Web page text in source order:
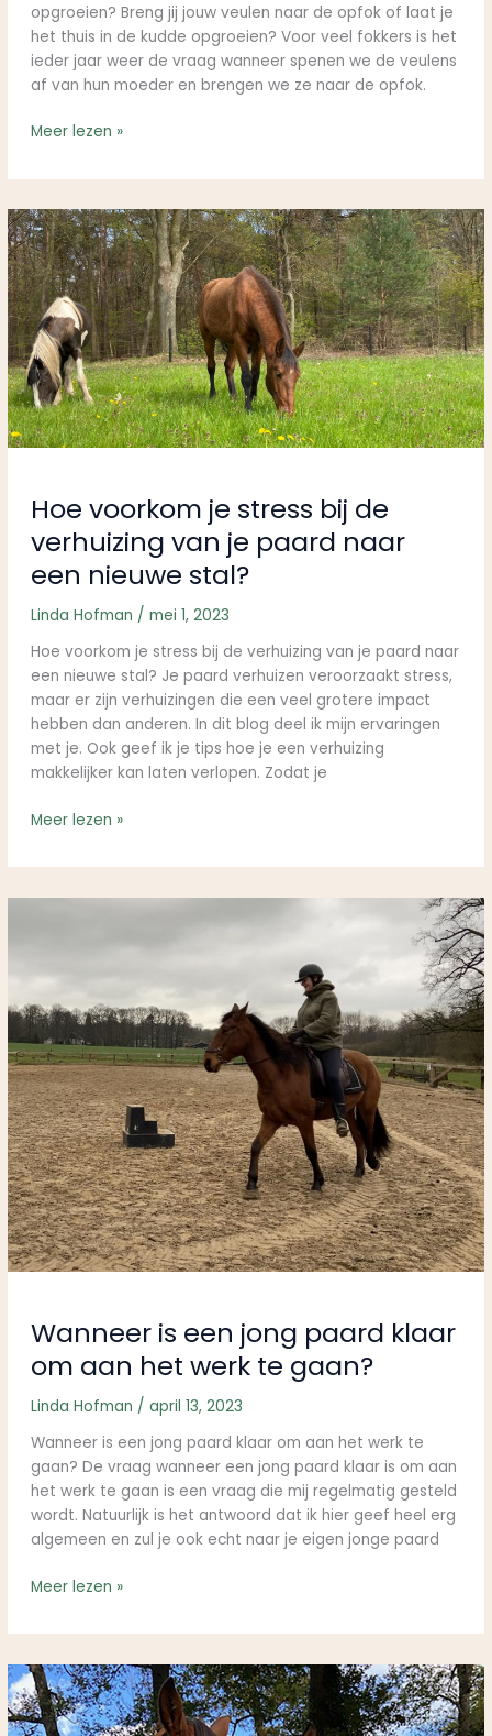
opgroeien? Breng jij jouw veulen naar de opfok of laat je
het thuis in de kudde opgroeien? Voor veel fokkers is het
ieder jaar weer de vraag wanneer spenen we de veulens
af van hun moeder en brengen we ze naar de opfok.
Meer lezen »
Hoe voorkom je stress bij de
verhuizing van je paard naar
een nieuwe stal?
Linda Hofman / mei 1, 2023
Hoe voorkom je stress bij de verhuizing van je paard naar
een nieuwe stal? Je paard verhuizen veroorzaakt stress,
maar er zijn verhuizingen die een veel grotere impact
hebben dan anderen. In dit blog deel ik mijn ervaringen
met je. Ook geef ik je tips hoe je een verhuizing
makkelijker kan laten verlopen. Zodat je
Hoe
voorkom
je
stress
bij
de
verhuizing
van
je
paard
nieuwe
stal?
Meer lezen »
Wanneer is een jong paard klaar
om aan het werk te gaan?
Linda Hofman / april 13, 2023
Wanneer is een jong paard klaar om aan het werk te
gaan? De vraag wanneer een jong paard klaar is om aan
het werk te gaan is een vraag die mij regelmatig gesteld
wordt. Natuurlijk is het antwoord dat ik hier geef heel erg
algemeen en zul je ook echt naar je eigen jonge paard
jong
paard
klaar
om
aan
het
werk
te
gaan?
Meer lezen »
Ben
jij
op